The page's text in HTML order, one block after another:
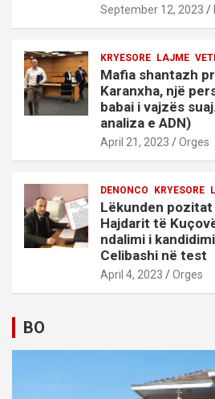
September 12, 2023
KRYESORE LAJME
Mafia shantazh
Karanxha, një
babai i vajzës
analiza e ADN)
April 21, 2023 Orges
DENONCO KRYESORE
Lëkunden
Hajdarit të
ndalimi i
Celibashi në test
April 4, 2023 Orges
BO